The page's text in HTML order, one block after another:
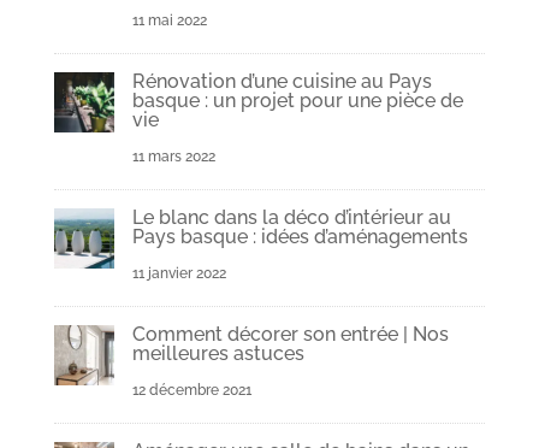
11 mai 2022
Rénovation d’une cuisine au Pays
basque : un projet pour une pièce de
vie
11 mars 2022
Le blanc dans la déco d’intérieur au
Pays basque : idées d’aménagements
11 janvier 2022
Comment décorer son entrée | Nos
meilleures astuces
12 décembre 2021